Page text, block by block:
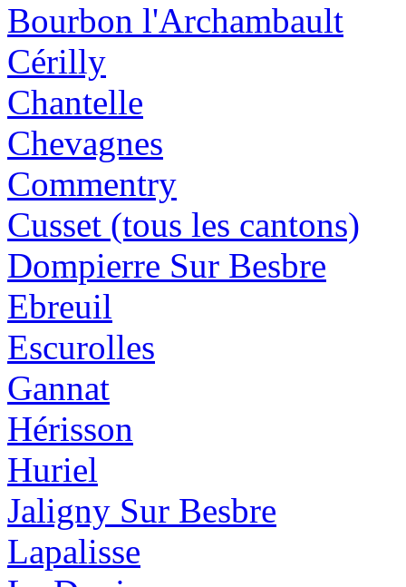
Bourbon l'Archambault
Cérilly
Chantelle
Chevagnes
Commentry
Cusset (tous les cantons)
Dompierre Sur Besbre
Ebreuil
Escurolles
Gannat
Hérisson
Huriel
Jaligny Sur Besbre
Lapalisse